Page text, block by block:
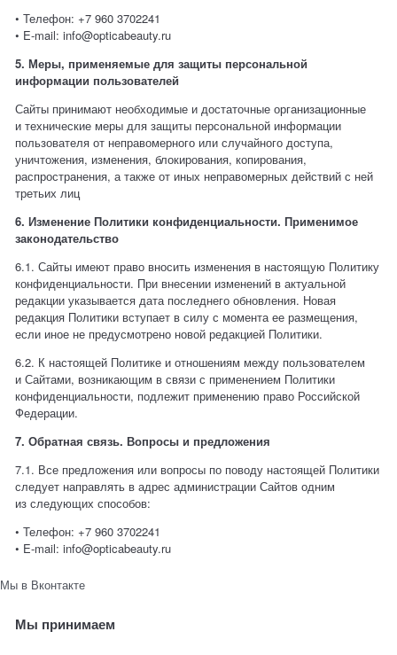
• Телефон: +7 960 3702241
• E-mail:info@opticabeauty.ru
5. Меры, применяемые для защиты персональной
информации пользователей
Сайты принимают необходимые и достаточные организационные
и технические меры для защиты персональной информации
пользователя от неправомерного или случайного доступа,
уничтожения, изменения, блокирования, копирования,
распространения, а также от иных неправомерных действий с ней
третьих лиц
6. Изменение Политики конфиденциальности. Применимое
законодательство
6.1. Сайты имеют право вносить изменения в настоящую Политику
конфиденциальности. При внесении изменений в актуальной
редакции указывается дата последнего обновления. Новая
редакция Политики вступает в силу с момента ее размещения,
если иное не предусмотрено новой редакцией Политики.
6.2. К настоящей Политике и отношениям между пользователем
и Сайтами, возникающим в связи с применением Политики
конфиденциальности, подлежит применению право Российской
Федерации.
7. Обратная связь. Вопросы и предложения
7.1. Все предложения или вопросы по поводу настоящей Политики
следует направлять в адрес администрации Сайтов одним
из следующих способов:
• Телефон: +7 960 3702241
• E-mail:info@opticabeauty.ru
Мы в Вконтакте
Мы принимаем